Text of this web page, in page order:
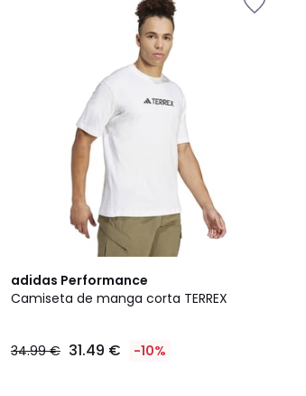
adidas Performance
Camiseta de manga corta TERREX
34.99 € 31.49 € -10%
4,5
/ 5